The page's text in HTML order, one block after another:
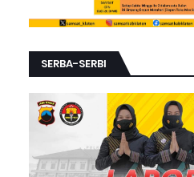
SERBA-SERBI